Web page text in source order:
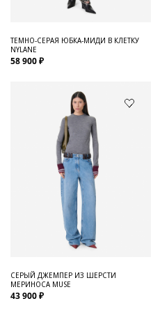
ТЕМНО-СЕРАЯ ЮБКА-МИДИ В КЛЕТКУ
NYLANE
58 900 ₽
СЕРЫЙ ДЖЕМПЕР ИЗ ШЕРСТИ
МЕРИНОСА MUSE
43 900 ₽